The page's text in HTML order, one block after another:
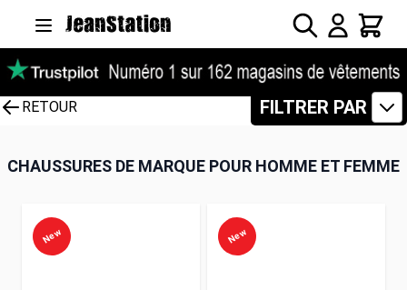
Rechercher
Panier
RETOUR
CHAUSSURES DE MARQUE POUR HOMME ET FEMME
FILTRER PAR
New New